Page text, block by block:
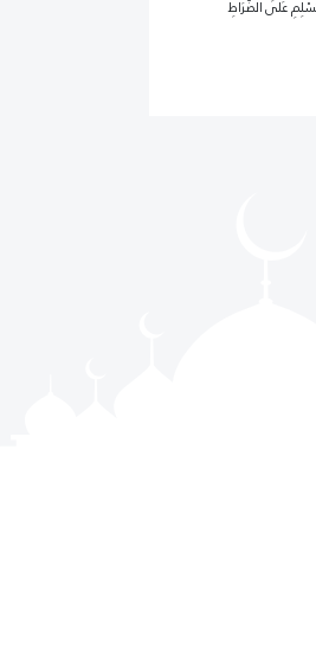
عَلَى الصِّرَاطِ